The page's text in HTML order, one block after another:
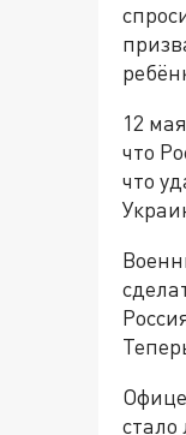
12
что
что
стало